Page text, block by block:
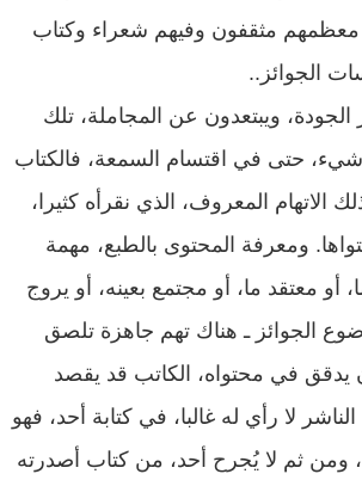
معظمهم مثقفون وفيهم شعراء وكتاب
الجوائز..
الجودة، ويبتعدون عن المجاملة، تلك
شيء، حتى في اقتسام السمعة، فالكتاب
الاتهام المعروف، الذي نقرأه كثيرا،
ومعرفة المحتوى بالطبع، مهمة
أو معتقد ما، أو مجتمع بعينه، أو يروج
الجوائز ـ هناك تهم جاهزة تلصق
يدقق في محتواه، الكاتب قد يقصد
لا رأي له غالبا، في كتابة أحد، فهو
ومن ثم لا يُجرح أحد، من كتاب أصدرته